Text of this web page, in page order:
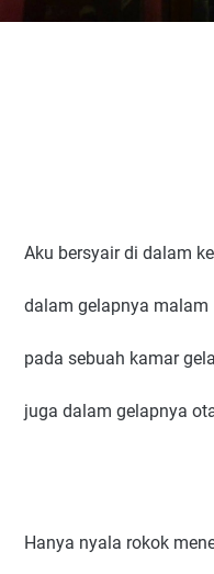
Aku bersyair di dalam
dalam gelapnya malam
pada sebuah kamar
juga dalam gelapnya
Hanya nyala rokok